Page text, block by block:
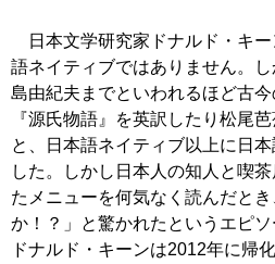
日本文学研究家ドナルド・キ
語ネイティブではありません。
島由紀夫までといわれるほど古今
『源氏物語』を英訳したり松尾
と、日本語ネイティブ以上に日
した。しかし日本人の知人と喫
たメニューを何気なく読んだと
か！？」と驚かれたというエピソ
ドナルド・キーンは2012年に帰